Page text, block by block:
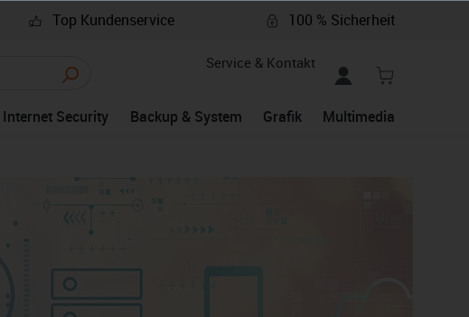
Top Kundenservice 100 % Sicherheit
Service & Kontakt
Internet Security Backup & System Grafik Multimedia